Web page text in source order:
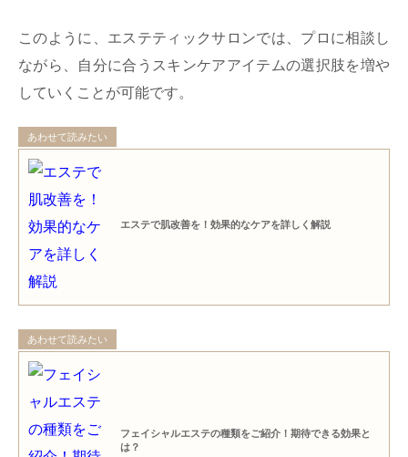
このように、エステティックサロンでは、プロに相談し
ながら、自分に合うスキンケアアイテムの選択肢を増や
していくことが可能です。
あわせて読みたい
エステで肌改善を！効果的なケアを詳しく解説
あわせて読みたい
フェイシャルエステの種類をご紹介！期待できる効果と
は？